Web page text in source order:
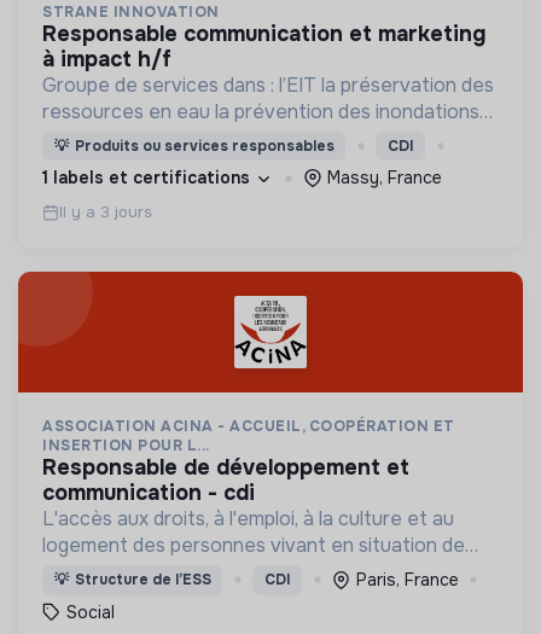
STRANE INNOVATION
responsable communication et marketing
à impact h/f
Groupe de services dans : l’EIT la préservation des
ressources en eau la prévention des inondations
l’agriculture durable et les écosystèmes
terrestres les sciences cognitives
💡 Produits ou services responsables CDI
1 labels et certifications Massy, France
Il y a 3 jours
ASSOCIATION ACINA - ACCUEIL, COOPÉRATION ET
INSERTION POUR L...
responsable de développement et
communication - cdi
L'accès aux droits, à l'emploi, à la culture et au
logement des personnes vivant en situation de
grande précarité et d'habitat indigne ou précaire
(squats, bidonvilles, hôtels sociaux, etc.) en IDF.
💡 Structure de l’ESS CDI
Paris, France
Social